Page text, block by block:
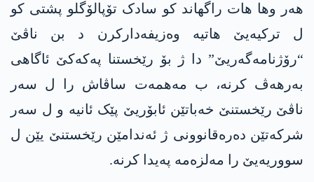
هه‌ر وها هات راگهاند كو سادک تۆپالۆگلو پشتی کو
ل ترکیەیێ هاتیە وەزیفەدارکرن د بن ناڤێ
“رۆژنامەگەریێ” دا ژ بۆ رێخستنا په‌كه‌كێ ئاگاهی
بەرهەڤ کرنە، ب مەهمەت ساڤاش را ل سەر
ناڤێ رێخستنێ خەباتێن ئابۆریێ پێک ئانیە و ل سەر
شرکەتێن دەرەقانوونی ژ ئەندامێن رێخستنێ یێن ل
سووریەیێ را مەلزەمە پەیدا کرنە.